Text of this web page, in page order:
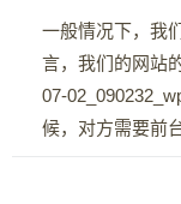
一般情况下，我
言，我们的网站
07-
候，对方需要前